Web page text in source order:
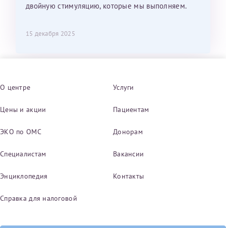
двойную стимуляцию, которые мы выполняем.
15 декабря 2025
О центре Услуги
Цены и акции Пациентам
ЭКО по ОМС Донорам
Специалистам Вакансии
Энциклопедия Контакты
Справка для налоговой